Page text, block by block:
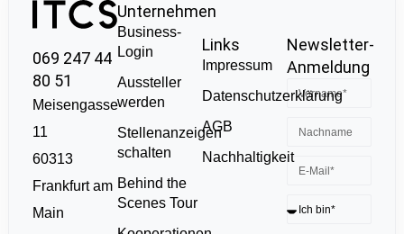
069 247 44
80 51
Meisengasse
11
60313
Frankfurt am
Main
Unternehmen
Business-
Login
Aussteller
werden
Stellenanzeigen
schalten
Behind the
Scenes Tour
Links
Impressum
Datenschutzerklärung
AGB
Nachhaltigkeit
Newsletter-
Anmeldung